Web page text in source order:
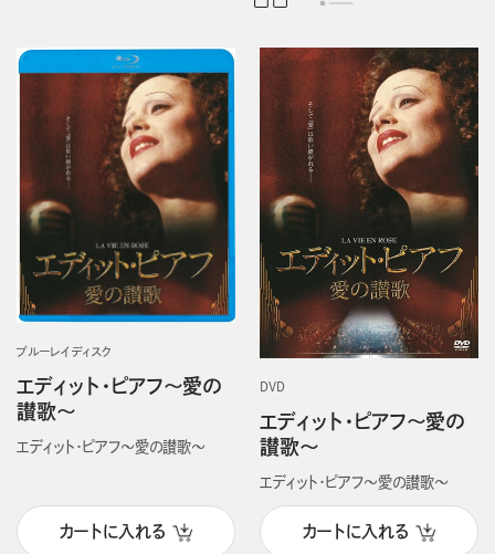
ブルーレイディスク
エディット・ピアフ～愛の
讃歌～
エディット・ピアフ～愛の讃歌～
カートに入れる
DVD
エディット・ピアフ～愛の
讃歌～
エディット・ピアフ～愛の讃歌～
カートに入れる